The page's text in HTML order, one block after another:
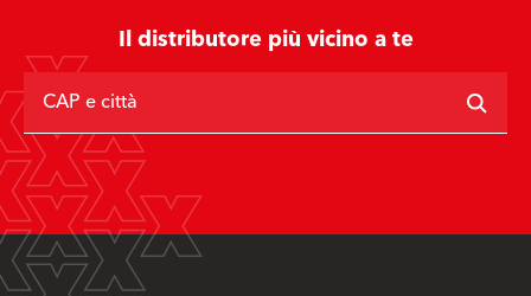
Il distributore più vicino a te
CAP e città